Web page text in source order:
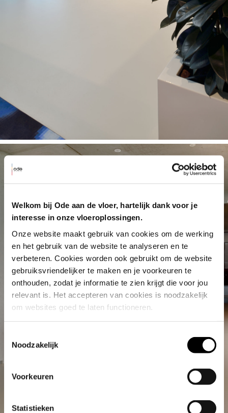
Welkom bij Ode aan de vloer, hartelijk dank voor je
interesse in onze vloeroplossingen.
Onze website maakt gebruik van cookies om de werking
en het gebruik van de website te analyseren en te
verbeteren. Cookies worden ook gebruikt om de website
gebruiksvriendelijker te maken en je voorkeuren te
onthouden, zodat je informatie te zien krijgt die voor jou
relevant is. Het accepteren van cookies is noodzakelijk
om websites goed te laten functioneren.
Noodzakelijk
Voorkeuren
Statistieken